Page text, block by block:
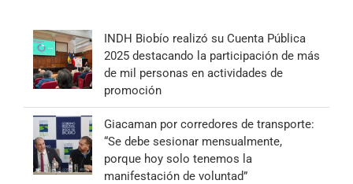
INDH Biobío realizó su Cuenta Pública
2025 destacando la participación de más
de mil personas en actividades de
promoción
Giacaman por corredores de transporte:
“Se debe sesionar mensualmente,
porque hoy solo tenemos la
manifestación de voluntad”